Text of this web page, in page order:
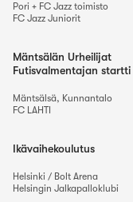
Pori + FC Jazz toimisto
FC Jazz Juniorit
Mäntsälän Urheilijat
Futisvalmentajan startti
Mäntsälsä, Kunnantalo
FC LAHTI
Ikävaihekoulutus
Helsinki / Bolt Arena
Helsingin Jalkapalloklubi